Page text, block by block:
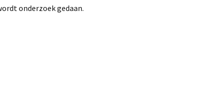
onderzoek gedaan.